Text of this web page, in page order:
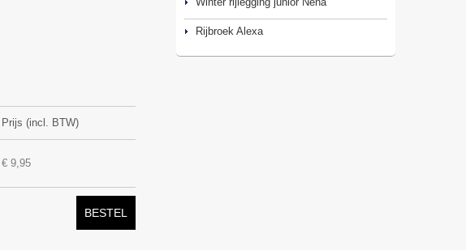
Prijs (incl. BTW)
€ 9,95
BESTEL
Rijbroek Alexa